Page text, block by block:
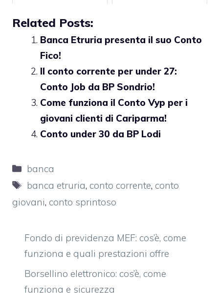
Related Posts:
Banca Etruria presenta il suo Conto
Fico!
Il conto corrente per under 27:
Conto Job da BP Sondrio!
Come funziona il Conto Vyp per i
giovani clienti di Cariparma!
Conto under 30 da BP Lodi
Categorie
banca
Tag
banca etruria, conto corrente, conto
giovani, conto sprintoso
Fondo di previdenza MEF: cos’è, come
funziona e quali prestazioni offre
Borsellino elettronico: cos’è, come
funziona e sicurezza